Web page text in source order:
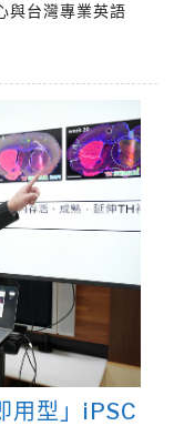
與台灣專業英語
用型」iPSC